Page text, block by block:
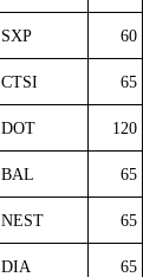
SXP 60
CTSI 65
DOT 120
BAL 65
NEST 65
DIA 65